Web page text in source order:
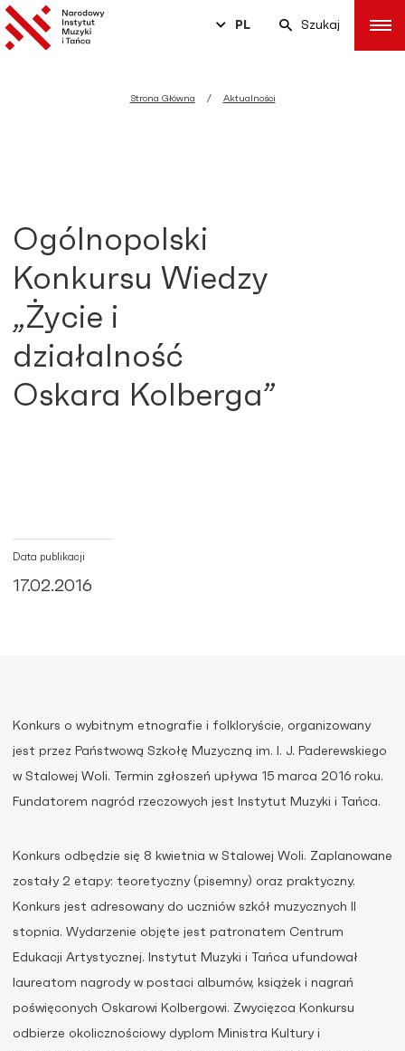
PL Szukaj
Strona Główna Aktualności
Ogólnopolski
Konkursu Wiedzy
„Życie i
działalność
Oskara Kolberga”
Data publikacji
17.02.2016
Konkurs o wybitnym etnografie i folkloryście, organizowany
jest przez Państwową Szkołę Muzyczną im. I. J. Paderewskiego
w Stalowej Woli. Termin zgłoszeń upływa 15 marca 2016 roku.
Fundatorem nagród rzeczowych jest Instytut Muzyki i Tańca.
Konkurs odbędzie się 8 kwietnia w Stalowej Woli. Zaplanowane
zostały 2 etapy: teoretyczny (pisemny) oraz praktyczny.
Konkurs jest adresowany do uczniów szkół muzycznych II
stopnia. Wydarzenie objęte jest patronatem Centrum
Edukacji Artystycznej. Instytut Muzyki i Tańca ufundował
laureatom nagrody w postaci albumów, książek i nagrań
poświęconych Oskarowi Kolbergowi. Zwycięzca Konkursu
odbierze okolicznościowy dyplom Ministra Kultury i